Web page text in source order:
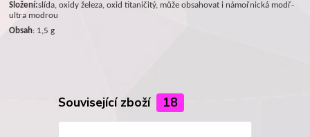
Složení:slída, oxidy železa, oxid titaničitý, může obsahovat i námořnická modř-
ultra modrou
Obsah: 1,5 g
Související zboží 18